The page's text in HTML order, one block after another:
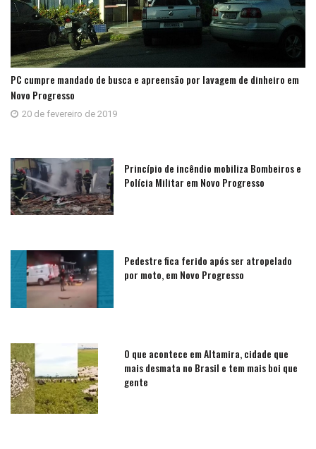
PC cumpre mandado de busca e apreensão por lavagem de dinheiro em
Novo Progresso
20 de fevereiro de 2019
Princípio de incêndio mobiliza Bombeiros e
Polícia Militar em Novo Progresso
Pedestre fica ferido após ser atropelado
por moto, em Novo Progresso
O que acontece em Altamira, cidade que
mais desmata no Brasil e tem mais boi que
gente